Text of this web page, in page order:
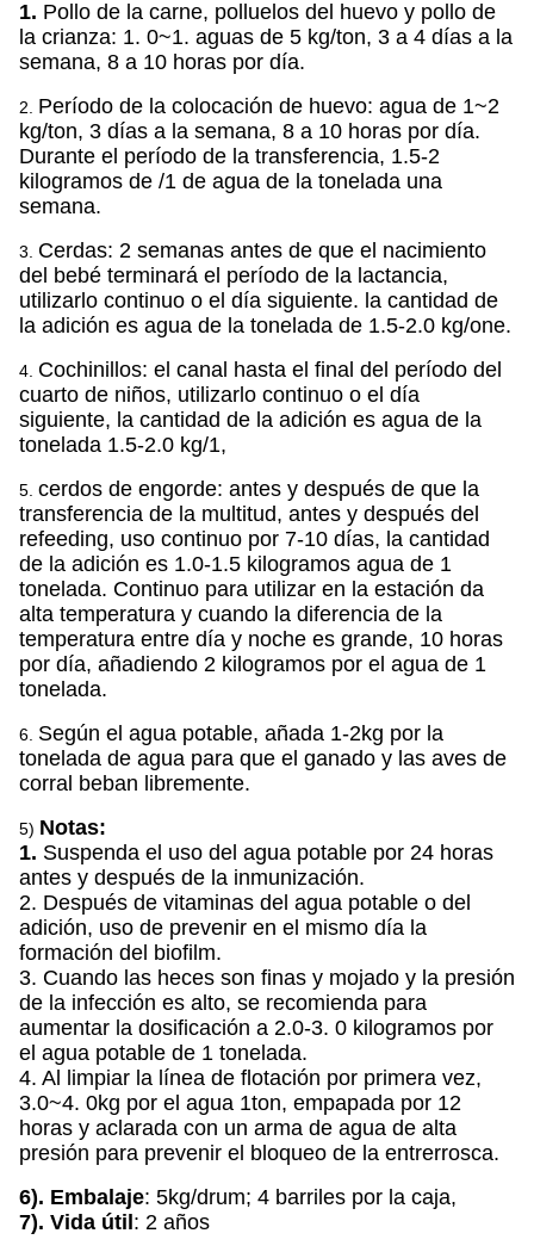
1. Pollo de la carne, polluelos del huevo y pollo de
la crianza: 1. 0~1. aguas de 5 kg/ton, 3 a 4 días a la
semana, 8 a 10 horas por día.
2. Período de la colocación de huevo: agua de 1~2
kg/ton, 3 días a la semana, 8 a 10 horas por día.
Durante el período de la transferencia, 1.5-2
kilogramos de /1 de agua de la tonelada una
semana.
3. Cerdas: 2 semanas antes de que el nacimiento
del bebé terminará el período de la lactancia,
utilizarlo continuo o el día siguiente. la cantidad de
la adición es agua de la tonelada de 1.5-2.0 kg/one.
4. Cochinillos: el canal hasta el final del período del
cuarto de niños, utilizarlo continuo o el día
siguiente, la cantidad de la adición es agua de la
tonelada 1.5-2.0 kg/1,
5. cerdos de engorde: antes y después de que la
transferencia de la multitud, antes y después del
refeeding, uso continuo por 7-10 días, la cantidad
de la adición es 1.0-1.5 kilogramos agua de 1
tonelada. Continuo para utilizar en la estación da
alta temperatura y cuando la diferencia de la
temperatura entre día y noche es grande, 10 horas
por día, añadiendo 2 kilogramos por el agua de 1
tonelada.
6. Según el agua potable, añada 1-2kg por la
tonelada de agua para que el ganado y las aves de
corral beban libremente.
5) Notas:
1. Suspenda el uso del agua potable por 24 horas
antes y después de la inmunización.
2. Después de vitaminas del agua potable o del
adición, uso de prevenir en el mismo día la
formación del biofilm.
3. Cuando las heces son finas y mojado y la presión
de la infección es alto, se recomienda para
aumentar la dosificación a 2.0-3. 0 kilogramos por
el agua potable de 1 tonelada.
4. Al limpiar la línea de flotación por primera vez,
3.0~4. 0kg por el agua 1ton, empapada por 12
horas y aclarada con un arma de agua de alta
presión para prevenir el bloqueo de la entrerrosca.
6). Embalaje: 5kg/drum; 4 barriles por la caja,
7). Vida útil: 2 años